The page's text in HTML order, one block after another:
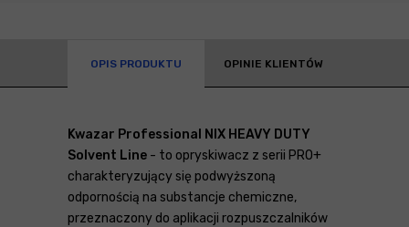
OPIS PRODUKTU OPINIE KLIENTÓW
Kwazar Professional NIX HEAVY DUTY
Solvent Line - to opryskiwacz z serii PRO+
charakteryzujący się podwyższoną
odpornością na substancje chemiczne,
przeznaczony do aplikacji rozpuszczalników